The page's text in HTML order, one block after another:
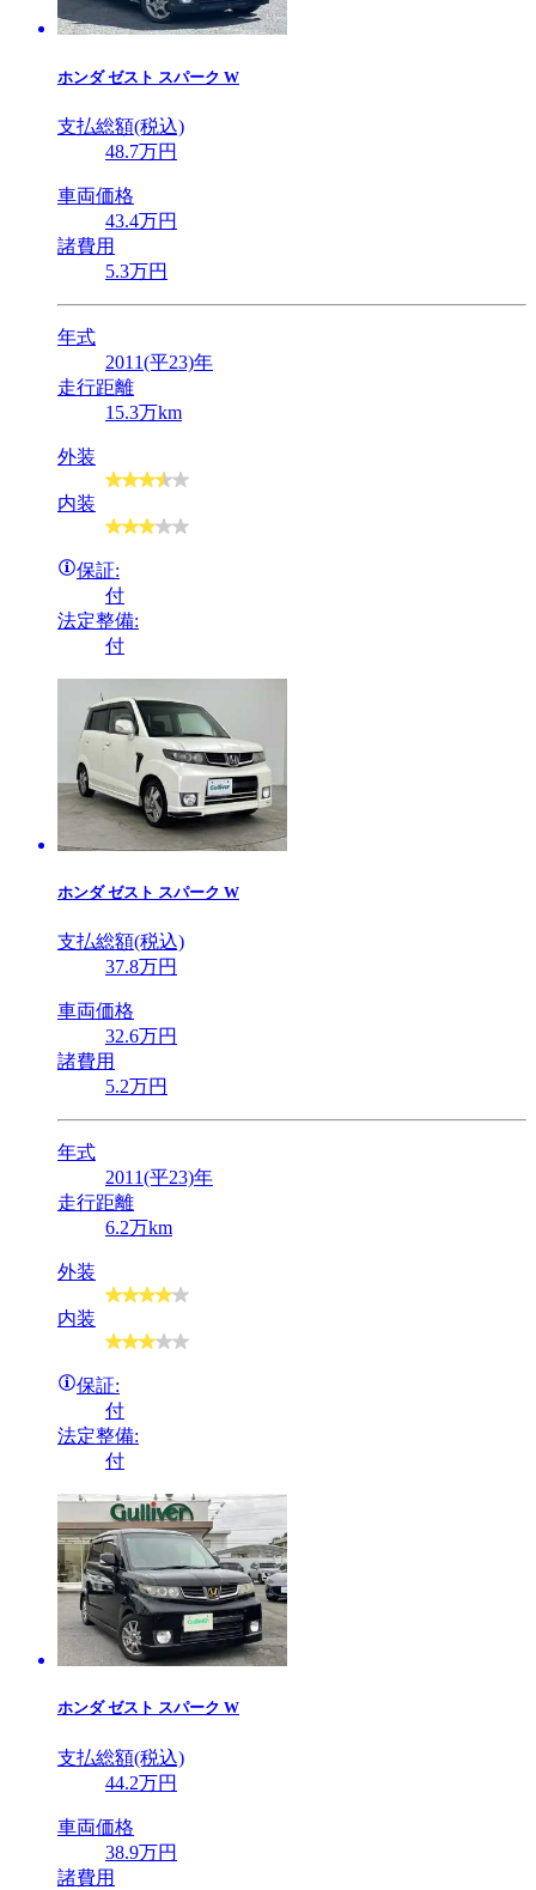
ホンダ ゼスト スパーク W
支払総額(税込)
48.7万円
車両価格
43.4万円
諸費用
5.3万円
年式
2011(平23)年
走行距離
15.3万km
外装
内装
保証:
付
法定整備:
付
ホンダ ゼスト スパーク W
支払総額(税込)
37.8万円
車両価格
32.6万円
諸費用
5.2万円
年式
2011(平23)年
走行距離
6.2万km
外装
内装
保証:
付
法定整備:
付
ホンダ ゼスト スパーク W
支払総額(税込)
44.2万円
車両価格
38.9万円
諸費用